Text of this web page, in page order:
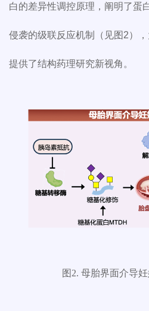
白的差异性调控原理，阐明了蛋
侵袭的级联反应机制（见图2）
提供了结构药理研究新视角。
图2. 母胎界面介导